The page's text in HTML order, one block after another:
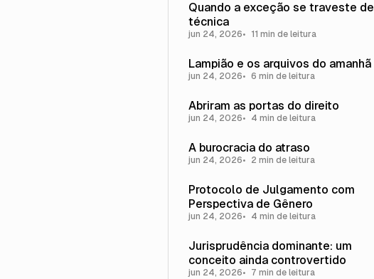
Quando a exceção se traveste de
técnica
jun 24, 2026 11 min de leitura
Lampião e os arquivos do amanhã
jun 24, 2026 6 min de leitura
Abriram as portas do direito
jun 24, 2026 4 min de leitura
A burocracia do atraso
jun 24, 2026 2 min de leitura
Protocolo de Julgamento com
Perspectiva de Gênero
jun 24, 2026 4 min de leitura
Jurisprudência dominante: um
conceito ainda controvertido
jun 24, 2026 7 min de leitura